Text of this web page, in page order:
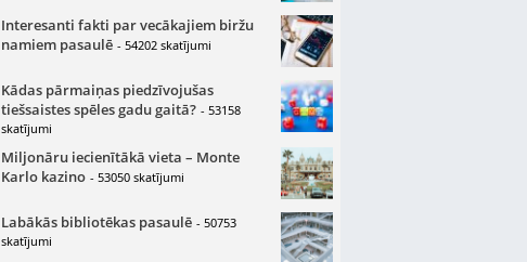
Interesanti fakti par vecākajiem biržu
namiem pasaulē - 54202 skatījumi
Kādas pārmaiņas piedzīvojušas
tiešsaistes spēles gadu gaitā? - 53158
skatījumi
Miljonāru iecienītākā vieta – Monte
Karlo kazino - 53050 skatījumi
Labākās bibliotēkas pasaulē - 50753
skatījumi